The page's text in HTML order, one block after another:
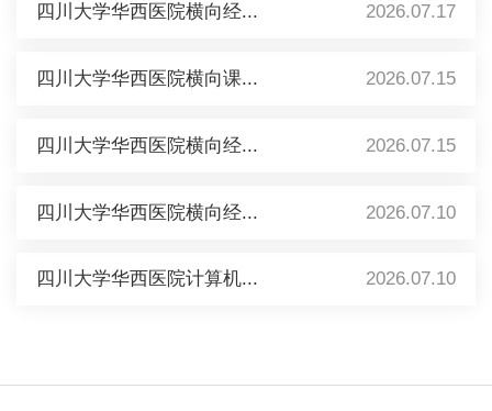
四川大学华西医院横向经... 2026.07.17
四川大学华西医院横向课... 2026.07.15
四川大学华西医院横向经... 2026.07.15
四川大学华西医院横向经... 2026.07.10
四川大学华西医院计算机... 2026.07.10